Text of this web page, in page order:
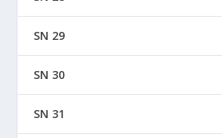
SN 29
SN 30
SN 31